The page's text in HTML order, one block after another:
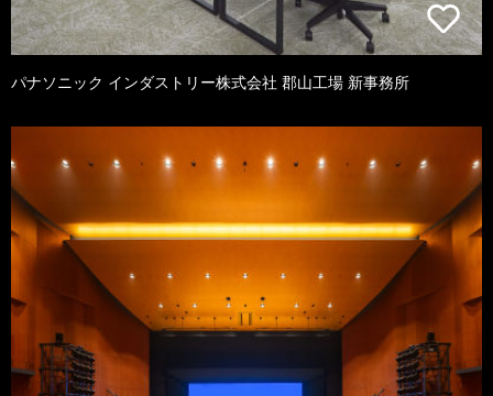
パナソニック インダストリー株式会社 郡山工場 新事務所